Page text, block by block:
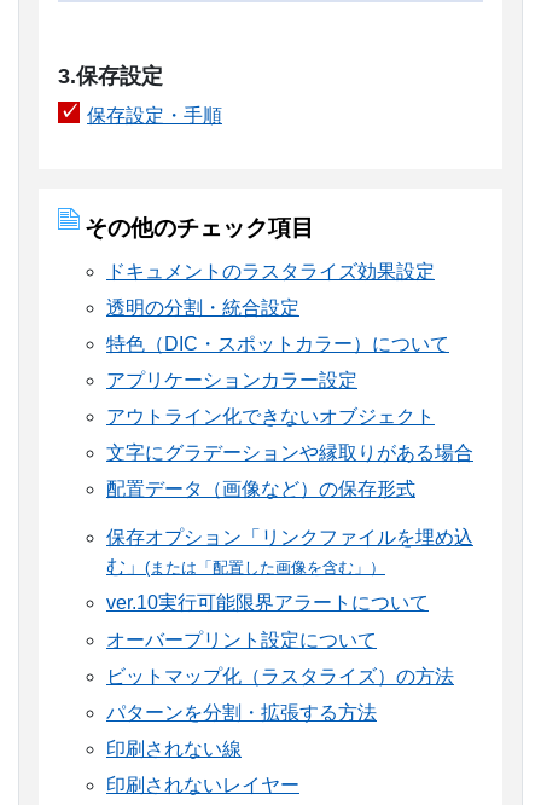
3.保存設定
保存設定・手順
その他のチェック項目
ドキュメントのラスタライズ効果設定
透明の分割・統合設定
特色（DIC・スポットカラー）について
アプリケーションカラー設定
アウトライン化できないオブジェクト
文字にグラデーションや縁取りがある場合
配置データ（画像など）の保存形式
保存オプション「リンクファイルを埋め込
む」 (または「配置した画像を含む」）
ver.10実行可能限界アラートについて
オーバープリント設定について
ビットマップ化（ラスタライズ）の方法
パターンを分割・拡張する方法
印刷されない線
印刷されないレイヤー